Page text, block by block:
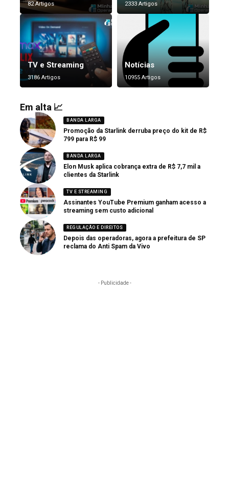
82 Artigos 2333 Artigos
TV e Streaming
3186 Artigos
Notícias
10955 Artigos
Em alta 📈
BANDA LARGA
Promoção da Starlink derruba preço do kit de R$
799 para R$ 99
BANDA LARGA
Elon Musk aplica cobrança extra de R$ 7,7 mil a
clientes da Starlink
TV E STREAMING
Assinantes YouTube Premium ganham acesso a
streaming sem custo adicional
REGULAÇÃO E DIREITOS
Depois das operadoras, agora a prefeitura de SP
reclama do Anti Spam da Vivo
- Publicidade -